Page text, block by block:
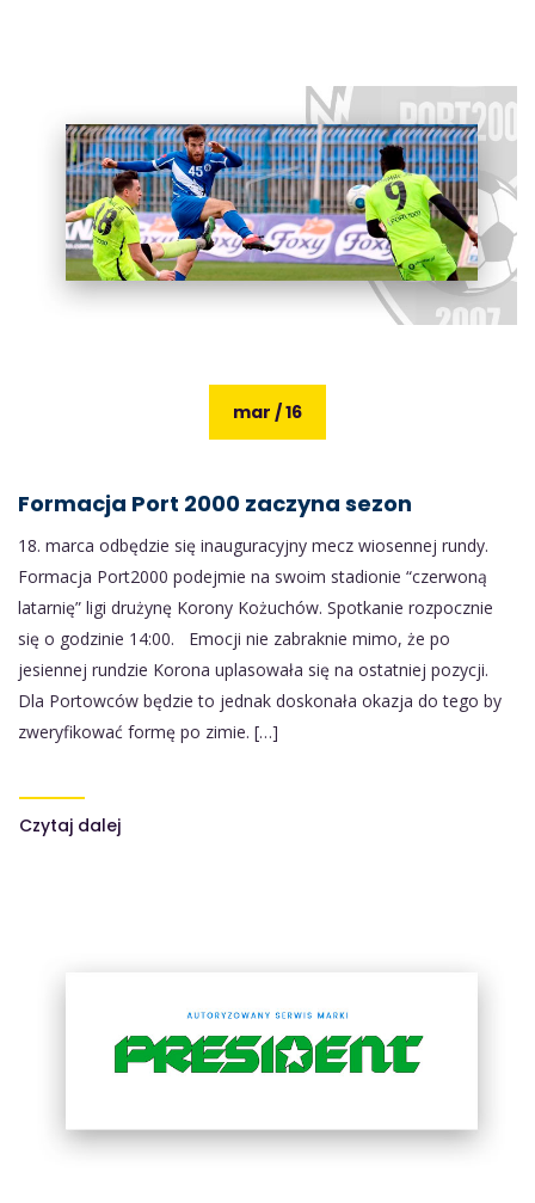
mar / 16
Formacja Port 2000 zaczyna sezon
18. marca odbędzie się inauguracyjny mecz wiosennej rundy.
Formacja Port2000 podejmie na swoim stadionie “czerwoną
latarnię” ligi drużynę Korony Kożuchów. Spotkanie rozpocznie
się o godzinie 14:00. Emocji nie zabraknie mimo, że po
jesiennej rundzie Korona uplasowała się na ostatniej pozycji.
Dla Portowców będzie to jednak doskonała okazja do tego by
zweryfikować formę po zimie. […]
Czytaj dalej